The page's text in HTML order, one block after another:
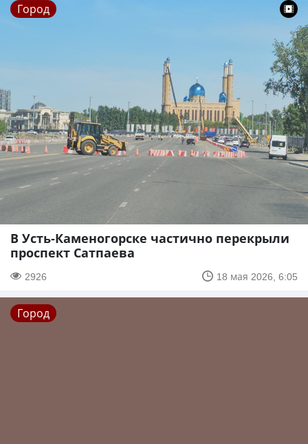
Город
В Усть-Каменогорске частично перекрыли
проспект Сатпаева
2926 18 мая 2026, 6:05
Город